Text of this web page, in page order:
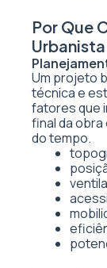
Por Que
Um projeto
técnica e
fatores que
final da
do tempo.